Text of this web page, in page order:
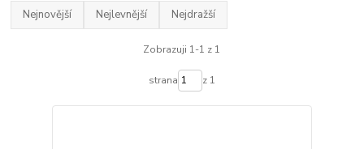
Nejnovější Nejlevnější Nejdražší
Zobrazuji 1-1 z 1
strana z 1